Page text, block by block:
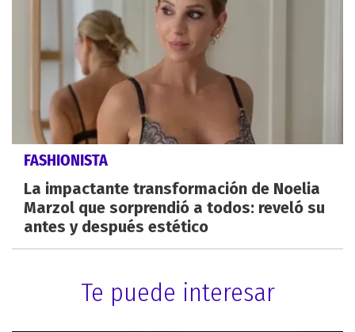
FASHIONISTA
La impactante transformación de Noelia
Marzol que sorprendió a todos: reveló su
antes y después estético
Te puede interesar